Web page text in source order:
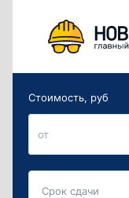
Стоимость, руб
от
Срок сдачи